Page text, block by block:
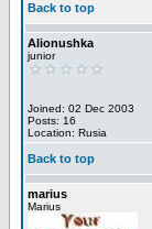
Back to top
Alionushka
junior
Joined: 02 Dec 2003
Posts: 16
Location: Rusia
Back to top
marius
Marius